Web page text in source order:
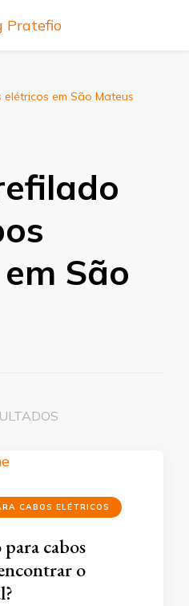
em São Mateus
São
CABOS ELÉTRICOS
cabos
o